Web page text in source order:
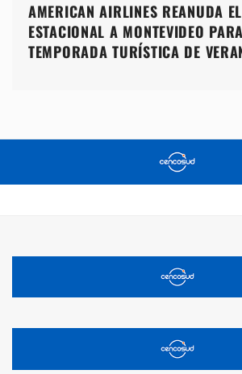
AMERICAN AIRLINES REANUDA
ESTACIONAL A MONTEVIDEO
TEMPORADA TURÍSTICA DE